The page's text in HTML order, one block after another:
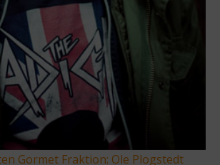
Gormet Fraktion: Ole Plogstedt